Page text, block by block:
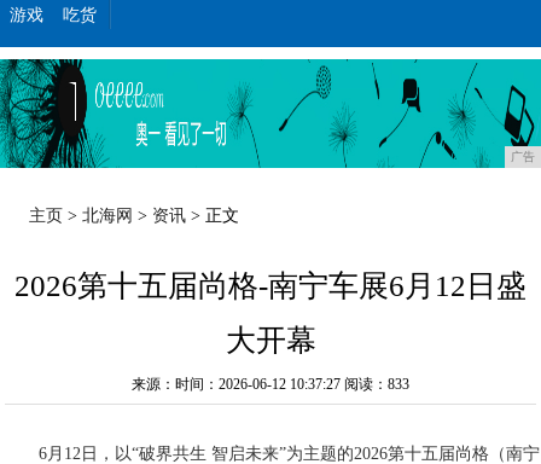
游戏
吃货
广告
主页 >北海网 > 资讯 > 正文
2026第十五届尚格-南宁车展6月12日盛
大开幕
来源：时间：2026-06-12 10:37:27 阅读：833
6月12日，以“破界共生 智启未来”为主题的2026第十五届尚格（南